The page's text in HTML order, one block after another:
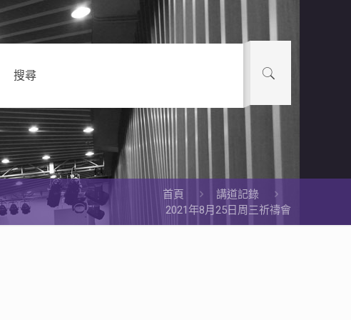
搜尋
首頁
講道記錄
2021年8月25日周三祈禱會